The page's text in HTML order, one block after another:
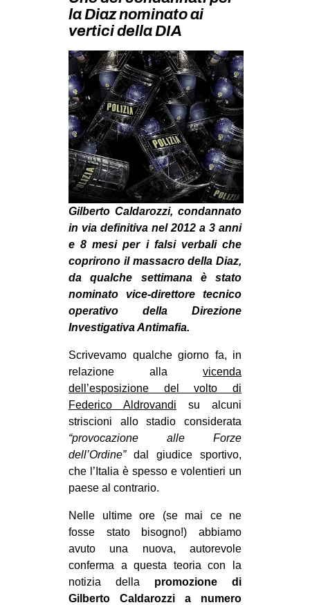
MILANO
MOBILITAZIONI
SPAZI
SPORT POPOLARE
MOVIMENTI
AMBIENTE
ANTIFASCISMO
DIRITTO ALL’ABITARE
GENERI
MIGRAZIONI
PRECARIATO
STUDENTI
CULTURE
CINEMA
MANIFESTI
MUSICA
RECENSIONI
INTERNAZIONALE
AFRICA
AMERICHE
ESTREMO ORIENTE
EUROPA
MEDIO ORIENTE
la Diaz nominato ai
vertici della DIA
Gilberto Caldarozzi, condannato
in via definitiva nel 2012 a 3 anni
e 8 mesi per i falsi verbali che
coprirono il massacro della Diaz,
da qualche settimana è stato
nominato vice-direttore tecnico
operativo della Direzione
Investigativa Antimafia.
Scrivevamo qualche giorno fa, in
relazione alla vicenda
dell’esposizione del volto di
Federico Aldrovandi su alcuni
striscioni allo stadio considerata
“provocazione alle Forze
dell’Ordine”dal giudice sportivo,
che l’Italia è spesso e volentieri un
paese al contrario.
Nelle ultime ore (se mai ce ne
fosse stato bisogno!) abbiamo
avuto una nuova, autorevole
conferma a questa teoria con la
notizia della promozione di
Gilberto Caldarozzi a numero